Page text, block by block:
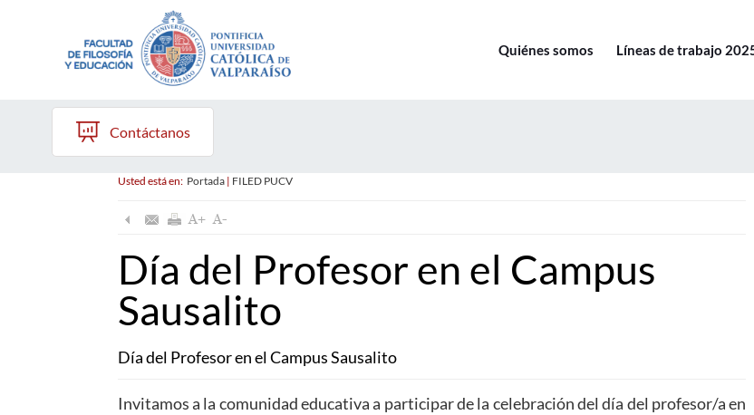
Quiénes somos Líneas de trabajo
Contáctanos
Usted está en: Portada| FILED PUCV
Día del Profesor en el Campus
Sausalito
Día del Profesor en el Campus Sausalito
Invitamos a la comunidad educativa a participar de la celebración del día del profesor/a en